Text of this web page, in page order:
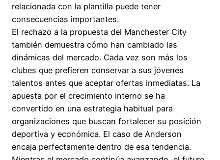
relacionada con la plantilla puede tener
consecuencias importantes.
El rechazo a la propuesta del Manchester City
también demuestra cómo han cambiado las
dinámicas del mercado. Cada vez son más los
clubes que prefieren conservar a sus jóvenes
talentos antes que aceptar ofertas inmediatas. La
apuesta por el crecimiento interno se ha
convertido en una estrategia habitual para
organizaciones que buscan fortalecer su posición
deportiva y económica. El caso de Anderson
encaja perfectamente dentro de esa tendencia.